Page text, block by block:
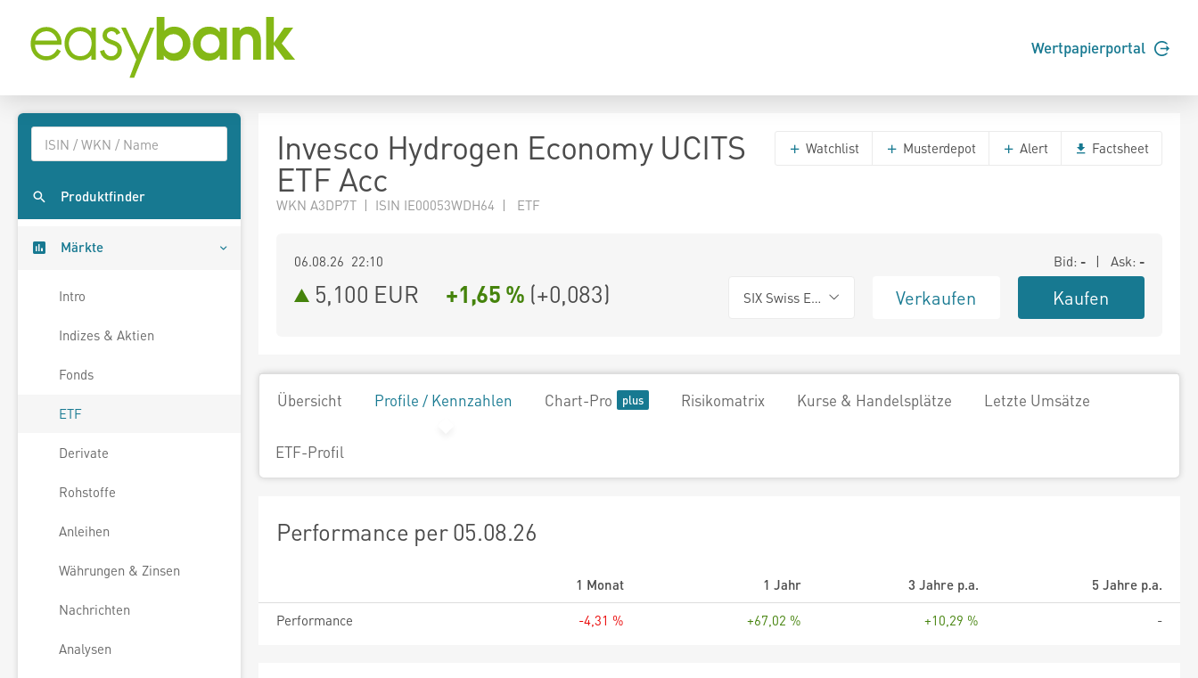
Wertpapierportal
Produktfinder
Märkte
Intro
Indizes & Aktien
Fonds
ETF
Derivate
Rohstoffe
Anleihen
Währungen & Zinsen
Nachrichten
Analysen
Invesco Hydrogen Economy UCITS
ETF Acc
WKN A3DP7T | ISIN IE00053WDH64 | ETF
Watchlist Musterdepot Alert Factsheet
06.08.26 22:10 Bid: - | Ask: -
5,100 EUR +1,65 % (+0,083) SIX Swiss Exchange Verkaufen Kaufen
Übersicht Profile / Kennzahlen Chart-Pro Risikomatrix Kurse & Handelsplätze Letzte Umsätze
ETF-Profil
Performance per 05.08.26
1 Monat 1 Jahr 3 Jahre p.a.
5 Jahre p.a.
Performance
-4,31 % +67,02 % +10,29 % -